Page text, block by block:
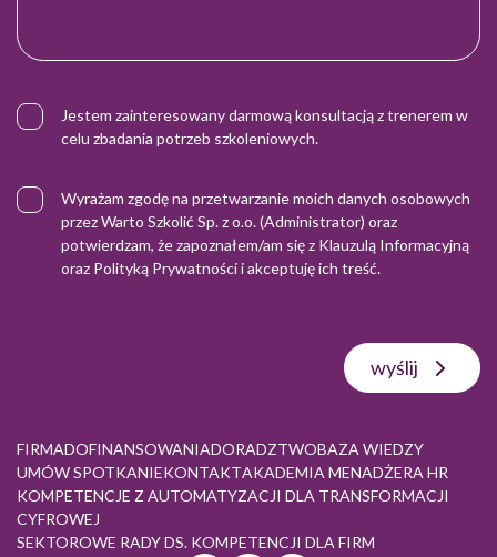
Jestem zainteresowany darmową konsultacją z trenerem w
celu zbadania potrzeb szkoleniowych.
Wyrażam zgodę na przetwarzanie moich danych osobowych
przez Warto Szkolić Sp. z o.o. (Administrator) oraz
potwierdzam, że zapoznałem/am się z Klauzulą Informacyjną
oraz Polityką Prywatnościi akceptuję ich treść.
wyślij
FIRMADOFINANSOWANIADORADZTWOBAZA WIEDZY
UMÓW SPOTKANIEKONTAKTAKADEMIA MENADŻERA HR
KOMPETENCJE Z AUTOMATYZACJI DLA TRANSFORMACJI
CYFROWEJ
SEKTOROWE RADY DS. KOMPETENCJI DLA FIRM